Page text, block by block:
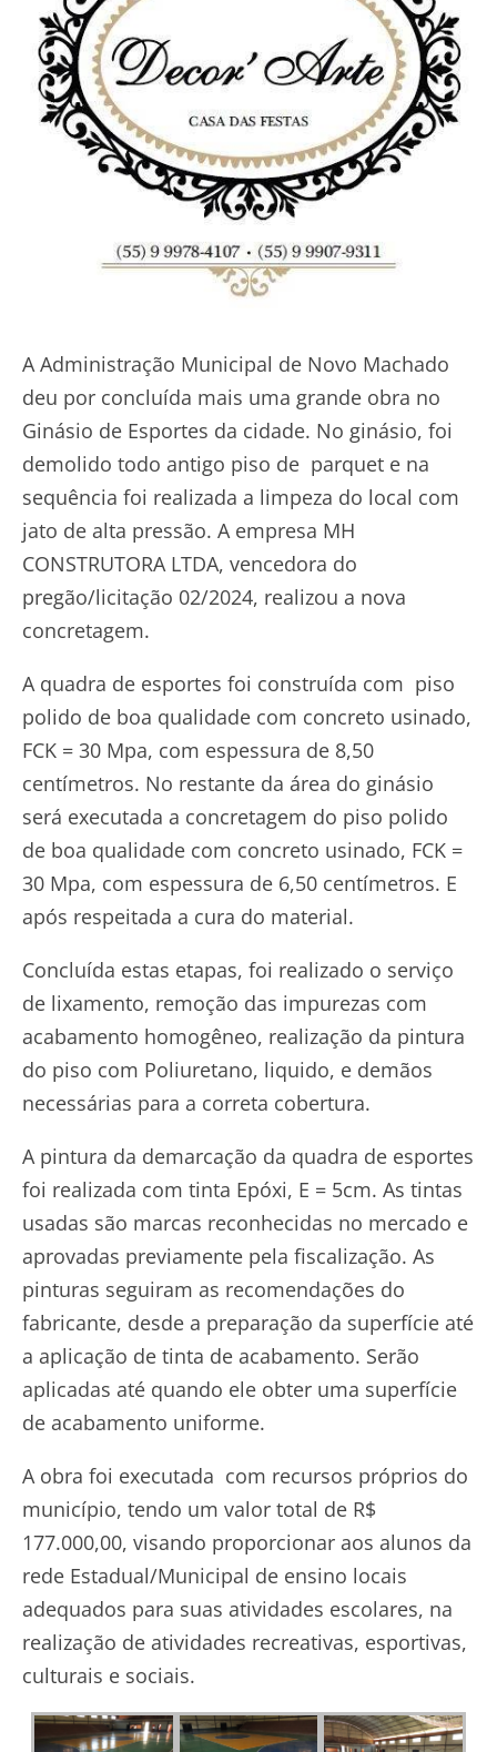
A Administração Municipal de Novo Machado
deu por concluída mais uma grande obra no
Ginásio de Esportes da cidade. No ginásio, foi
demolido todo antigo piso de parquet e na
sequência foi realizada a limpeza do local com
jato de alta pressão. A empresa MH
CONSTRUTORA LTDA, vencedora do
pregão/licitação 02/2024, realizou a nova
concretagem.
A quadra de esportes foi construída com piso
polido de boa qualidade com concreto usinado,
FCK = 30 Mpa, com espessura de 8,50
centímetros. No restante da área do ginásio
será executada a concretagem do piso polido
de boa qualidade com concreto usinado, FCK =
30 Mpa, com espessura de 6,50 centímetros. E
após respeitada a cura do material.
Concluída estas etapas, foi realizado o serviço
de lixamento, remoção das impurezas com
acabamento homogêneo, realização da pintura
do piso com Poliuretano, liquido, e demãos
necessárias para a correta cobertura.
A pintura da demarcação da quadra de esportes
foi realizada com tinta Epóxi, E = 5cm. As tintas
usadas são marcas reconhecidas no mercado e
aprovadas previamente pela fiscalização. As
pinturas seguiram as recomendações do
fabricante, desde a preparação da superfície até
a aplicação de tinta de acabamento. Serão
aplicadas até quando ele obter uma superfície
de acabamento uniforme.
A obra foi executada com recursos próprios do
município, tendo um valor total de R$
177.000,00, visando proporcionar aos alunos da
rede Estadual/Municipal de ensino locais
adequados para suas atividades escolares, na
realização de atividades recreativas, esportivas,
culturais e sociais.